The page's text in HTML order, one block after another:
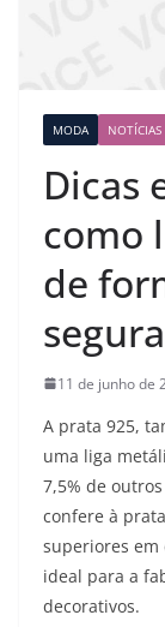
MODA NOTÍCIAS
Dicas
como
de
segura
11 de junho de
A prata 925,
uma liga
7,5% de
confere à
superiores em
ideal para a
decorativos.